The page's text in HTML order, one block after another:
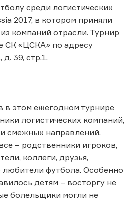
среди логистических
2017, в котором приняли
компаний отрасли. Турнир
СК «ЦСКА» по адресу
39, стр.1.
в этом ежегодном турнире
логистических компаний,
смежных направлений.
– родственники игроков,
коллеги, друзья,
любители футбола. Особенно
детям – восторгу не
болельщики могли не